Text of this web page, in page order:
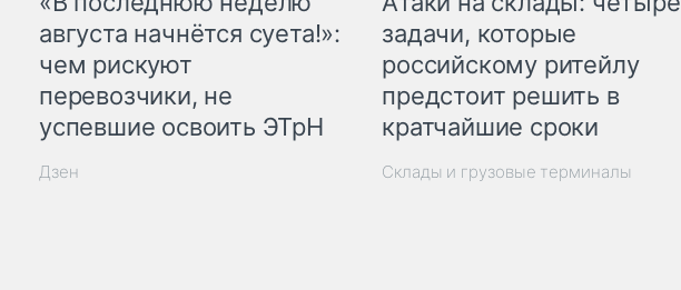
августа начнётся суета!»:
чем рискуют
перевозчики, не
успевшие освоить ЭТрН
Дзен
задачи, которые
российскому ритейлу
предстоит решить в
кратчайшие сроки
Склады и грузовые терминалы